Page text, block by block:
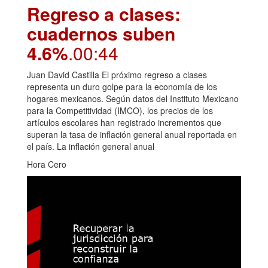
Regreso a clases:
cuadernos suben
4.6%.00:44
Juan David Castilla El próximo regreso a clases
representa un duro golpe para la economía de los
hogares mexicanos. Según datos del Instituto Mexicano
para la Competitividad (IMCO), los precios de los
artículos escolares han registrado incrementos que
superan la tasa de inflación general anual reportada en
el país. La inflación general anual
Hora Cero